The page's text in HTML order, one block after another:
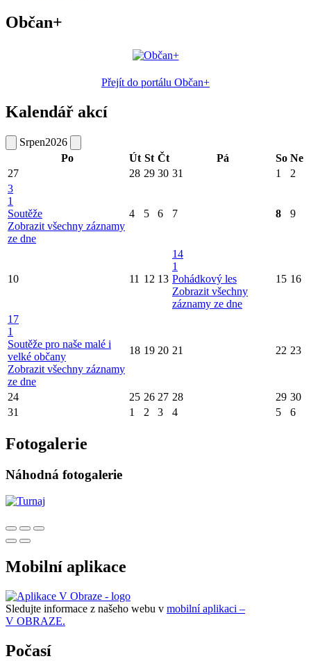
Občan+
Přejít do portálu Občan+
Kalendář akcí
Srpen2026
Po
Út St Čt Pá So Ne
27
28 29 30 31 1
2
3
1
Soutěže
Zobrazit všechny záznamy
ze dne
4 5 6 7 8 9
10 11 12 13
14
1
Pohádkový les
Zobrazit všechny
záznamy ze dne
15 16
17
1
Soutěže pro naše malé i
velké občany
Zobrazit všechny záznamy
ze dne
18 19 20 21 22 23
24 25 26 27 28 29 30
31
1 2 3 4 5 6
Fotogalerie
Náhodná fotogalerie
Mobilní aplikace
Sledujte informace z našeho webu v mobilní aplikaci –
V OBRAZE.
Počasí